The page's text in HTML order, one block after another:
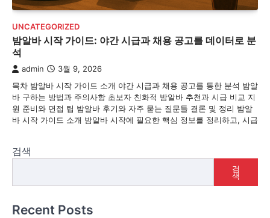
UNCATEGORIZED
밤알바 시작 가이드: 야간 시급과 채용 공고를 데이터로 분
석
admin 3월 9, 2026
목차 밤알바 시작 가이드 소개 야간 시급과 채용 공고를 통한 분석 밤알
바 구하는 방법과 주의사항 초보자 친화적 밤알바 추천과 시급 비교 지
원 준비와 면접 팁 밤알바 후기와 자주 묻는 질문들 결론 및 정리 밤알
바 시작 가이드 소개 밤알바 시작에 필요한 핵심 정보를 정리하고, 시급
검색
검
색
Recent Posts